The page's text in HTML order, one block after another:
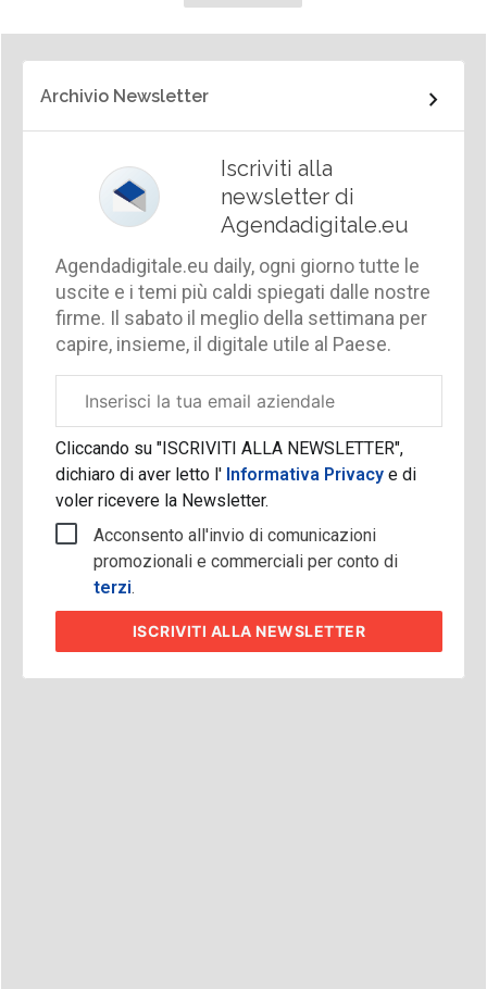
Archivio Newsletter
Iscriviti alla
newsletter di
Agendadigitale.eu
Agendadigitale.eu daily, ogni giorno tutte le
uscite e i temi più caldi spiegati dalle nostre
firme. Il sabato il meglio della settimana per
capire, insieme, il digitale utile al Paese.
aziendale
Cliccando su "ISCRIVITI ALLA NEWSLETTER",
dichiaro di aver letto l'Informativa Privacy e di
voler ricevere la Newsletter.
Acconsento all'invio di comunicazioni
promozionali e commerciali per conto di
terzi.
ISCRIVITI ALLA NEWSLETTER